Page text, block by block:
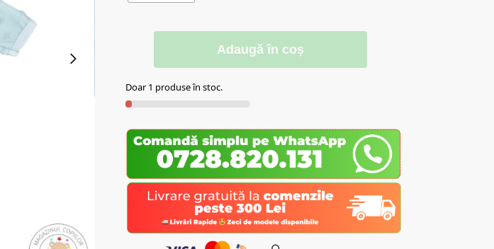
Adaugă în coș
Doar 1 produse în stoc.